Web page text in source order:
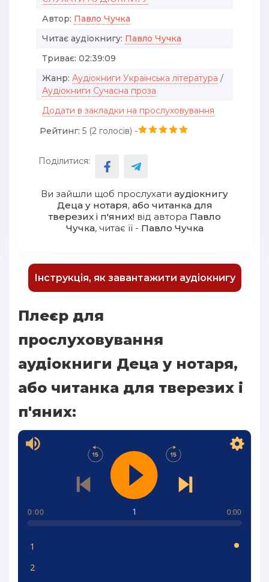
Автор: Павло Чучка
Читає аудіокнигу: Павло Чучка
Триває: 02:39:09
Жанр: Аудіокниги Українська література /
Аудіокниги Сучасна проза
Додати в закладки на прослуховування
Рейтинг: 5 (2 голосів) -
Поділитися:
Ви зайшли щоб прослухати аудіокнигу
Деца у нотаря, або читанка для
тверезих і п'яних!від автора Павло
Чучка, читає її - Павло Чучка
Інструкція, як завантажити аудіокнигу
Плеєр для
прослуховування
аудіокниги Деца у нотаря,
або читанка для тверезих і
п'яних:
1
0:00 0:00
1
2